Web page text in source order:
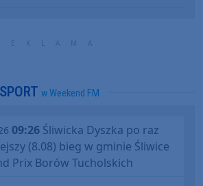
SPORT w Weekend FM
09:26 Śliwicka Dyszka po raz
(8.08) bieg w gminie Śliwice
Prix Borów Tucholskich